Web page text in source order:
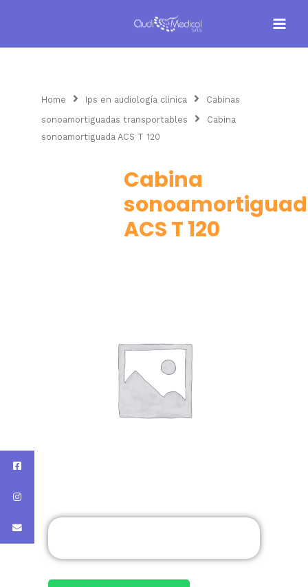
Home Ips en audiología clinica
Cabinas
sonoamortiguadas transportables
Cabina
sonoamortiguada ACS T 120
Cabina
ACS T 120